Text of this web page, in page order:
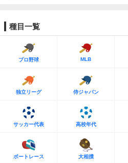
種目一覧
プロ野球 MLB
独立リーグ 侍ジャパン
サッカー代表 高校年代
ボートレース 大相撲